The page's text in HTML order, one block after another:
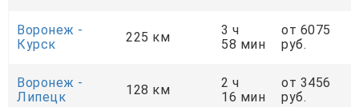
Воронеж -
Курск
225 км
3 ч
58 мин
от 6075
руб.
Воронеж -
Липецк
128 км
2 ч
16 мин
от 3456
руб.